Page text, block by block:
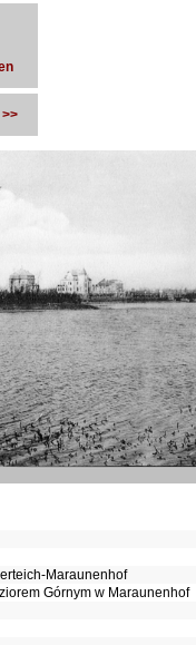
>>
Maraunenhof
Górnym w Maraunenhof